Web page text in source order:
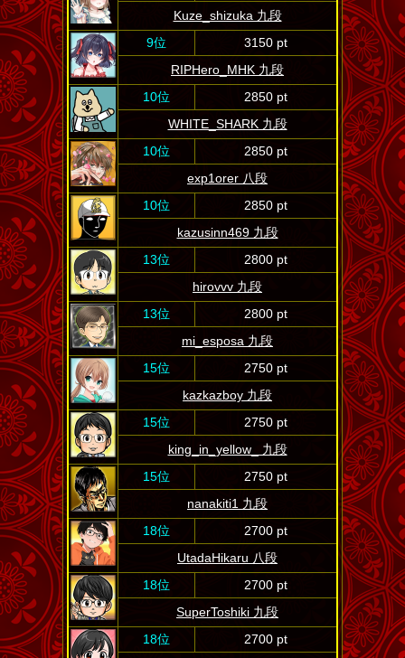
Kuze_shizuka 九段
9位
3150 pt
RIPHero_MHK 九段
10位
2850 pt
WHITE_SHARK 九段
10位
2850 pt
exp1orer 八段
10位
2850 pt
kazusinn469 九段
13位
2800 pt
hirovvv 九段
13位
2800 pt
mi_esposa 九段
15位
2750 pt
kazkazboy 九段
15位
2750 pt
king_in_yellow_ 九段
15位
2750 pt
nanakiti1 九段
18位
2700 pt
UtadaHikaru 八段
18位
2700 pt
SuperToshiki 九段
18位
2700 pt